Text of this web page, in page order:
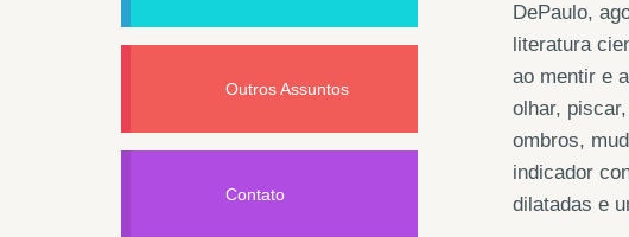
DePaulo,
literatura
ao mentir e
olhar,
ombros,
indicador
dilatadas e
Outros Assuntos
Contato